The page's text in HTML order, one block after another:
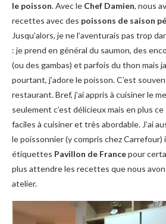
le poisson. Avec le Chef Damien, nous
recettes avec des poissons de saison
Jusqu’alors, je ne l’aventurais pas trop
: je prend en général du saumon, des
(ou des gambas) et parfois du thon mais
pourtant, j’adore le poisson. C’est
restaurant. Bref, j’ai appris à cuisiner le
seulement c’est délicieux mais en plus
faciles à cuisiner et très abordable. J’ai
le poissonnier (y compris chez Carrefour)
étiquettes Pavillon de Francepour
plus attendre les recettes que nous
atelier.